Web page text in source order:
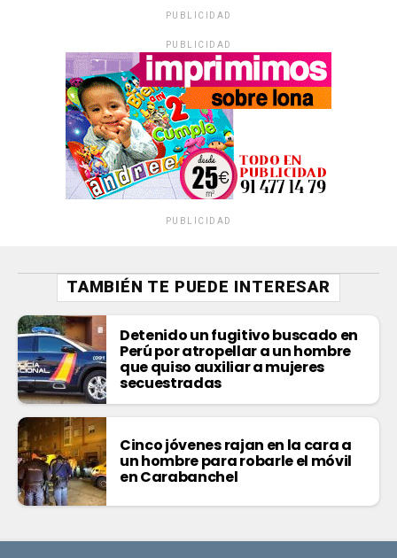
PUBLICIDAD
PUBLICIDAD
PUBLICIDAD
TAMBIÉN TE PUEDE INTERESAR
Detenido un fugitivo buscado en
Perú por atropellar a un hombre
que quiso auxiliar a mujeres
secuestradas
Cinco jóvenes rajan en la cara a
un hombre para robarle el móvil
en Carabanchel